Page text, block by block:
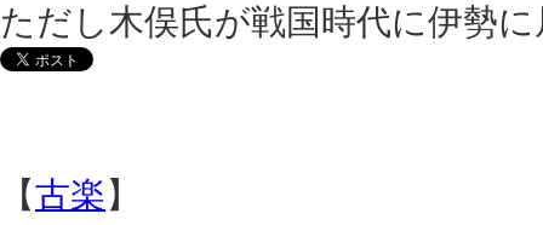
ただし木俣氏が戦国時代に伊勢
【古楽】